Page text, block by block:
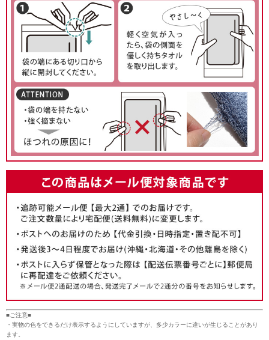
■ご注意■
・実物の色をできるだけ表示するようにしていますが、多少カラーに違いが生じることがあり
ます。